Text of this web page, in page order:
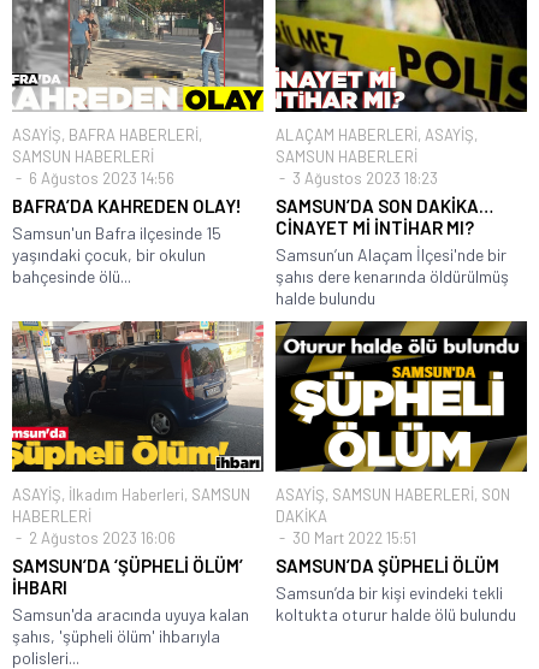
ASAYİŞ, BAFRA HABERLERİ,
SAMSUN HABERLERİ
6 Ağustos 2023 14:56
BAFRA’DA KAHREDEN OLAY!
Samsun'un Bafra ilçesinde 15
yaşındaki çocuk, bir okulun
bahçesinde ölü...
ALAÇAM HABERLERİ, ASAYİŞ,
SAMSUN HABERLERİ
3 Ağustos 2023 18:23
SAMSUN’DA SON DAKİKA…
CİNAYET Mİ İNTİHAR MI?
Samsun’un Alaçam İlçesi'nde bir
şahıs dere kenarında öldürülmüş
halde bulundu
ASAYİŞ, İlkadım Haberleri, SAMSUN
HABERLERİ
2 Ağustos 2023 16:06
SAMSUN’DA ‘ŞÜPHELİ ÖLÜM’
İHBARI
Samsun'da aracında uyuya kalan
şahıs, 'şüpheli ölüm' ihbarıyla
polisleri...
ASAYİŞ, SAMSUN HABERLERİ, SON
DAKİKA
30 Mart 2022 15:51
SAMSUN’DA ŞÜPHELİ ÖLÜM
Samsun’da bir kişi evindeki tekli
koltukta oturur halde ölü bulundu